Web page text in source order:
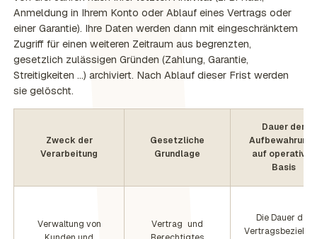
Anmeldung in Ihrem Konto oder Ablauf eines Vertrags oder
einer Garantie). Ihre Daten werden dann mit eingeschränktem
Zugriff für einen weiteren Zeitraum aus begrenzten,
gesetzlich zulässigen Gründen (Zahlung, Garantie,
Streitigkeiten …) archiviert. Nach Ablauf dieser Frist werden
sie gelöscht.
Zweck der
Verarbeitung
Gesetzliche
Grundlage
Dauer der
auf operativer
Basis
Verwaltung von
Vertrag und
Die Dauer der